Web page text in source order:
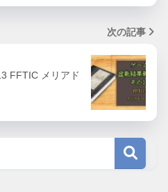
次の記事
FFTIC メリアド